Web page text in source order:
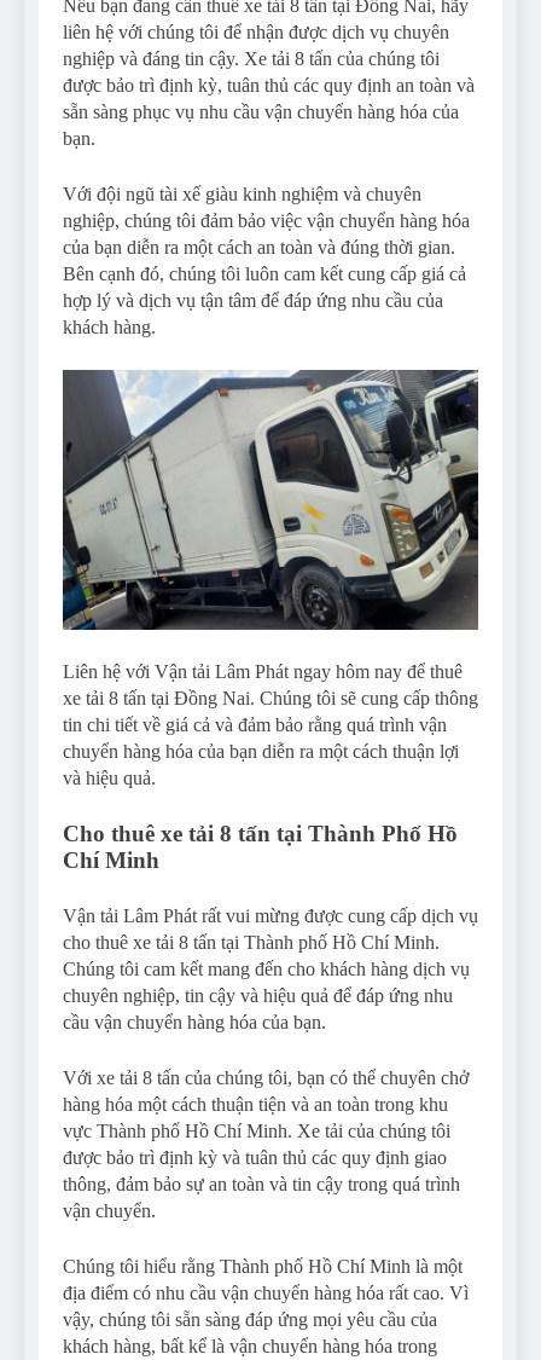
Nếu bạn đang cần thuê xe tải 8 tấn tại Đồng Nai, hãy
liên hệ với chúng tôi để nhận được dịch vụ chuyên
nghiệp và đáng tin cậy. Xe tải 8 tấn của chúng tôi
được bảo trì định kỳ, tuân thủ các quy định an toàn và
sẵn sàng phục vụ nhu cầu vận chuyển hàng hóa của
bạn.
Với đội ngũ tài xế giàu kinh nghiệm và chuyên
nghiệp, chúng tôi đảm bảo việc vận chuyển hàng hóa
của bạn diễn ra một cách an toàn và đúng thời gian.
Bên cạnh đó, chúng tôi luôn cam kết cung cấp giá cả
hợp lý và dịch vụ tận tâm để đáp ứng nhu cầu của
khách hàng.
Liên hệ với Vận tải Lâm Phát ngay hôm nay để thuê
xe tải 8 tấn tại Đồng Nai. Chúng tôi sẽ cung cấp thông
tin chi tiết về giá cả và đảm bảo rằng quá trình vận
chuyển hàng hóa của bạn diễn ra một cách thuận lợi
và hiệu quả.
Cho thuê xe tải 8 tấn tại Thành Phố Hồ
Chí Minh
Vận tải Lâm Phát rất vui mừng được cung cấp dịch vụ
cho thuê xe tải 8 tấn tại Thành phố Hồ Chí Minh.
Chúng tôi cam kết mang đến cho khách hàng dịch vụ
chuyên nghiệp, tin cậy và hiệu quả để đáp ứng nhu
cầu vận chuyển hàng hóa của bạn.
Với xe tải 8 tấn của chúng tôi, bạn có thể chuyên chở
hàng hóa một cách thuận tiện và an toàn trong khu
vực Thành phố Hồ Chí Minh. Xe tải của chúng tôi
được bảo trì định kỳ và tuân thủ các quy định giao
thông, đảm bảo sự an toàn và tin cậy trong quá trình
vận chuyển.
Chúng tôi hiểu rằng Thành phố Hồ Chí Minh là một
địa điểm có nhu cầu vận chuyển hàng hóa rất cao. Vì
vậy, chúng tôi sẵn sàng đáp ứng mọi yêu cầu của
khách hàng, bất kể là vận chuyển hàng hóa trong